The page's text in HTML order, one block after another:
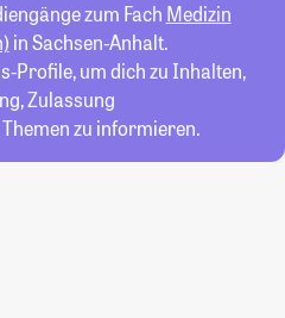
zum Fach Medizin
in Sachsen-Anhalt.
Profile, um dich zu Inhalten,
Zulassung
zu informieren.